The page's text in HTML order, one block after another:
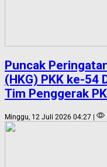
Puncak
(HKG) PKK ke-54
Tim Penggerak
Minggu, 12 Juli 2026 04:27 |